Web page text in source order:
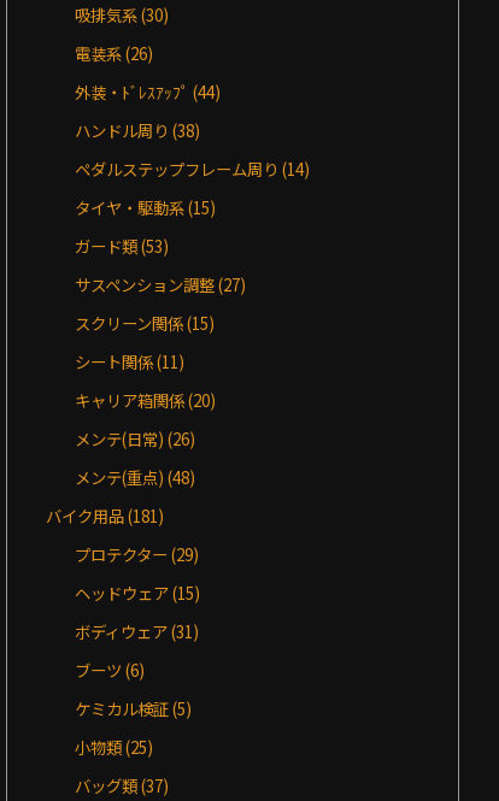
吸排気系(30)
電装系(26)
外装・ﾄﾞﾚｽｱｯﾌﾟ(44)
ハンドル周り(38)
ペダルステップフレーム周り(14)
タイヤ・駆動系(15)
ガード類(53)
サスペンション調整(27)
スクリーン関係(15)
シート関係(11)
キャリア箱関係(20)
メンテ(日常)(26)
メンテ(重点)(48)
バイク用品(181)
プロテクター(29)
ヘッドウェア(15)
ボディウェア(31)
ブーツ(6)
ケミカル検証(5)
小物類(25)
バッグ類(37)